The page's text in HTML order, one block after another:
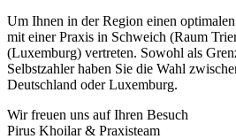
Um Ihnen in der Region einen
mit einer Praxis in Schweich (Raum
(Luxemburg) vertreten. Sowohl als
Selbstzahler haben Sie die Wahl
Deutschland oder Luxemburg.
Wir freuen uns auf Ihren Besuch
Pirus Khoilar & Praxisteam